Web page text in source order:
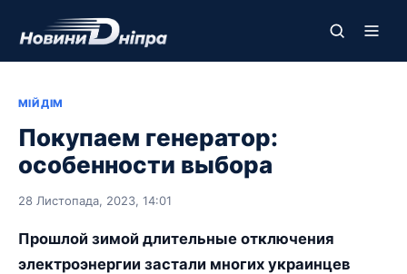
МІЙ ДІМ
Покупаем генератор:
особенности выбора
28 Листопада, 2023, 14:01
Прошлой зимой длительные отключения
электроэнергии застали многих украинцев